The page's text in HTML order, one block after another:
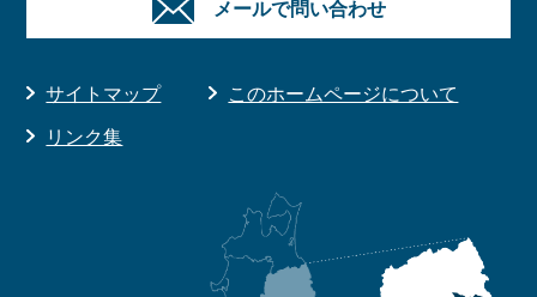
メールで問い合わせ
サイトマップ
このホームページについて
リンク集